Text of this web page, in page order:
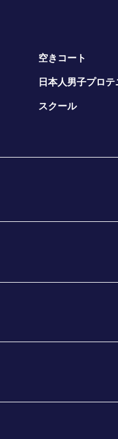
空きコート
日本人男子プロ
スクール